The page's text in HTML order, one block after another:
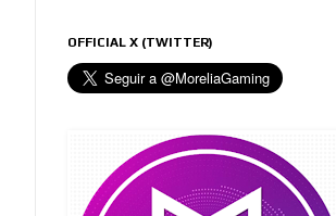
OFFICIAL X (TWITTER)